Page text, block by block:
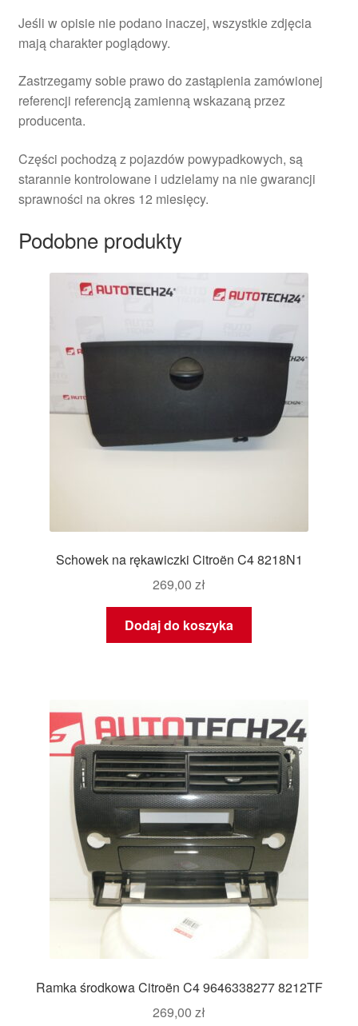
Jeśli w opisie nie podano inaczej, wszystkie zdjęcia
mają charakter poglądowy.
Zastrzegamy sobie prawo do zastąpienia zamówionej
referencji referencją zamienną wskazaną przez
producenta.
Części pochodzą z pojazdów powypadkowych, są
starannie kontrolowane i udzielamy na nie gwarancji
sprawności na okres 12 miesięcy.
Podobne produkty
Schowek na rękawiczki Citroën C4 8218N1
269,00 zł
Dodaj do koszyka
Ramka środkowa Citroën C4 9646338277 8212TF
269,00 zł